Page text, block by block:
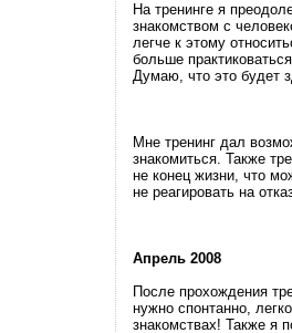
На тренинге я
знакомством с
легче к этому
больше
Думаю, что это будет
Мне тренинг дал
знакомиться. Также
не конец жизни, что
не реагировать на
Апрель 2008
После прохождения
нужно спонтанно,
знакомствах! Также я